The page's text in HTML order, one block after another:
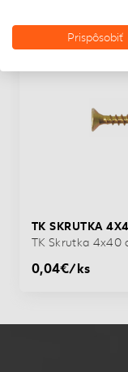
TK SKRUTKA
TK Skrutka 4x40
0,04€/ks
Prispôsobiť